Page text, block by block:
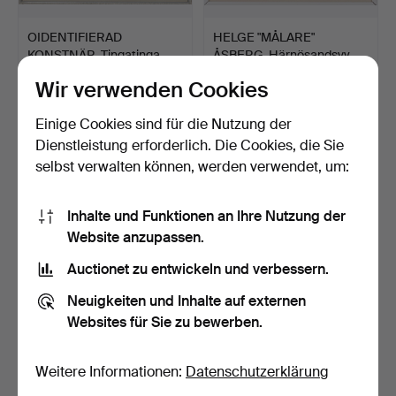
OIDENTIFIERAD
KONSTNÄR. Tingatinga,
Schätzwert
HELGE "MÅLARE"
ÅSBERG. Härnösandsvy,
Schätzwert
mit Pfe…
1 Tag
1 Tag
Wir verwenden Cookies
Einige Cookies sind für die Nutzung der
Dienstleistung erforderlich. Die Cookies, die Sie
selbst verwalten können, werden verwendet, um:
Inhalte und Funktionen an Ihre Nutzung der
Website anzupassen.
Auctionet zu entwickeln und verbessern.
Neuigkeiten und Inhalte auf externen
Websites für Sie zu bewerben.
Weitere Informationen: Datenschutzerklärung